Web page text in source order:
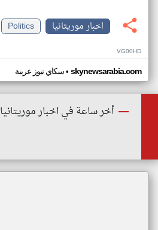
اخبار موريتانيا
Politics
VG00HD
سكاي نيوز عربية• skynewsarabia.com
أخر ساعة في اخبار موريتانيا